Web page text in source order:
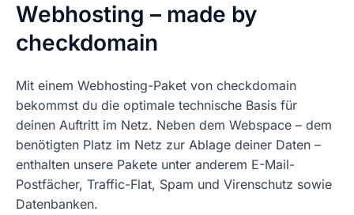
Webhosting – made by
checkdomain
Mit einem Webhosting-Paket von checkdomain
bekommst du die optimale technische Basis für
deinen Auftritt im Netz. Neben dem Webspace – dem
benötigten Platz im Netz zur Ablage deiner Daten –
enthalten unsere Pakete unter anderem E-Mail-
Postfächer, Traffic-Flat, Spam und Virenschutz sowie
Datenbanken.